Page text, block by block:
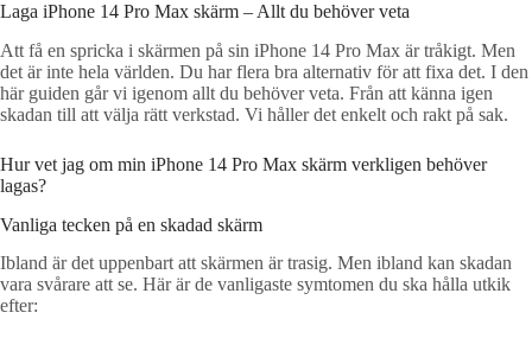
Laga iPhone 14 Pro Max skärm – Allt du behöver veta
Att få en spricka i skärmen på sin iPhone 14 Pro Max är tråkigt. Men
det är inte hela världen. Du har flera bra alternativ för att fixa det. I den
här guiden går vi igenom allt du behöver veta. Från att känna igen
skadan till att välja rätt verkstad. Vi håller det enkelt och rakt på sak.
Hur vet jag om min iPhone 14 Pro Max skärm verkligen behöver
lagas?
Vanliga tecken på en skadad skärm
Ibland är det uppenbart att skärmen är trasig. Men ibland kan skadan
vara svårare att se. Här är de vanligaste symtomen du ska hålla utkik
efter: